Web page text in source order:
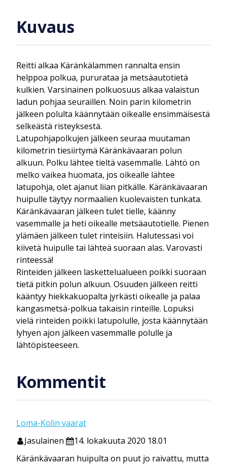
Kuvaus
Reitti alkaa Käränkälammen rannalta ensin
helppoa polkua, pururataa ja metsäautotietä
kulkien. Varsinainen polkuosuus alkaa valaistun
ladun pohjaa seuraillen. Noin parin kilometrin
jälkeen polulta käännytään oikealle ensimmäisestä
selkeästä risteyksestä.
Latupohjapolkujen jälkeen seuraa muutaman
kilometrin tiesiirtymä Käränkävaaran polun
alkuun. Polku lähtee tieltä vasemmalle. Lähtö on
melko vaikea huomata, jos oikealle lähtee
latupohja, olet ajanut liian pitkälle. Käränkävaaran
huipulle täytyy normaalien kuolevaisten tunkata.
Käränkävaaran jälkeen tulet tielle, käänny
vasemmalle ja heti oikealle metsäautotielle. Pienen
ylämäen jälkeen tulet rinteisiin. Halutessasi voi
kiivetä huipulle tai lähteä suoraan alas. Varovasti
rinteessä!
Rinteiden jälkeen laskettelualueen poikki suoraan
tietä pitkin polun alkuun. Osuuden jälkeen reitti
kääntyy hiekkakuopalta jyrkästi oikealle ja palaa
kangasmetsä-polkua takaisin rinteille. Lopuksi
vielä rinteiden poikki latupolulle, josta käännytään
lyhyen ajon jälkeen vasemmalle polulle ja
lähtöpisteeseen.
Kommentit
Loma-Kolin vaarat
Jasulainen
14. lokakuuta 2020 18.01
Käränkävaaran huipulta on puut jo raivattu, mutta